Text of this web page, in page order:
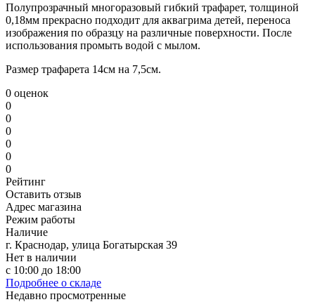
Полупрозрачный многоразовый гибкий трафарет, толщиной
0,18мм прекрасно подходит для аквагрима детей, переноса
изображения по образцу на различные поверхности. После
использования промыть водой с мылом.
Размер трафарета 14см на 7,5см.
0 оценок
0
0
0
0
0
0
Рейтинг
Оставить отзыв
Адрес магазина
Режим работы
Наличие
г. Краснодар, улица Богатырская 39
Нет в наличии
с 10:00 до 18:00
Подробнее о складе
Недавно просмотренные